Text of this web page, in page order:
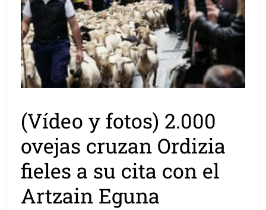
(Vídeo y fotos) 2.000
ovejas cruzan Ordizia
fieles a su cita con el
Artzain Eguna